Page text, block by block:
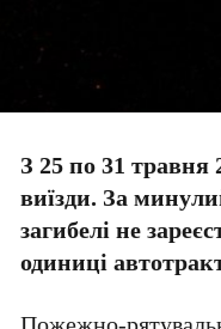
З 25 по 31 травня
виїзди. За
загибелі не
одиниці